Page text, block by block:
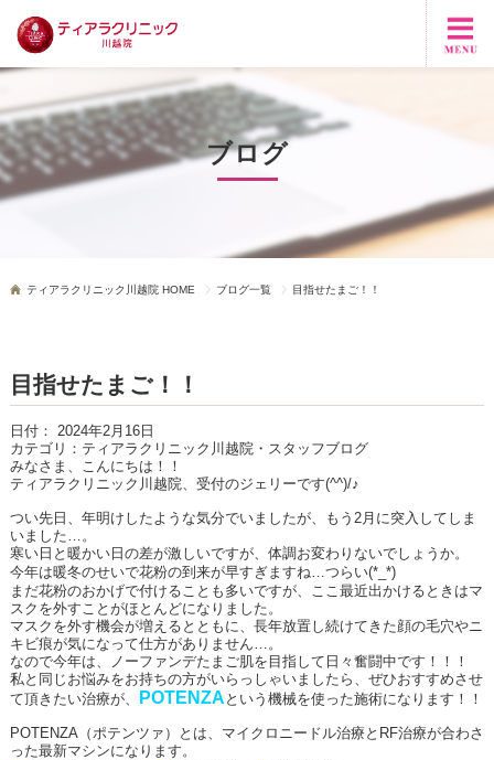
ブログ
ティアラクリニック川越院 HOME ブログ一覧 目指せたまご！！
目指せたまご！！
日付： 2024年2月16日
カテゴリ： ティアラクリニック川越院・スタッフブログ
みなさま、こんにちは！！
ティアラクリニック川越院、受付のジェリーです(^^)/♪
つい先日、年明けしたような気分でいましたが、もう 2月に突入してしま
いました…。
寒い日と暖かい日の差が激しいですが、体調お変わりないでしょうか。
今年は暖冬のせいで花粉の到来が早すぎますね…つらい(*_*)
まだ花粉のおかげで付けることも多いですが、ここ最近出かけるときはマ
スクを外すことがほとんどになりました。
マスクを外す機会が増えるとともに、長年放置し続けてきた顔の毛穴やニ
キビ痕が気になって仕方がありません…。
なので今年は、ノーファンデたまご肌を目指して日々奮闘中です！！！
私と同じお悩みをお持ちの方がいらっしゃいましたら、ぜひおすすめさせ
て頂きたい治療が、
POTENZA という機械を使った施術になります！！
POTENZA（ポテンツァ）とは、マイクロニードル治療と RF治療が合わさ
った最新マシンになります。